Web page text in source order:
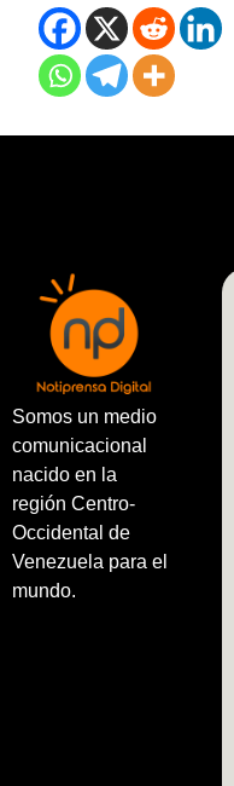
Somos un medio
comunicacional
nacido en la
región Centro-
Occidental de
Venezuela para el
mundo.